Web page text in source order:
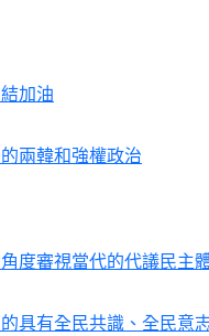
加油
兩韓和強權政治
度審視當代的代議民主
具有全民共識、全民意